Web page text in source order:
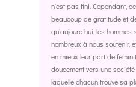
n’est pas fini. Cependant,
beaucoup de gratitude et
qu’aujourd’hui, les
nombreux à nous soutenir,
en mieux leur part de
doucement vers une
laquelle chacun trouve sa